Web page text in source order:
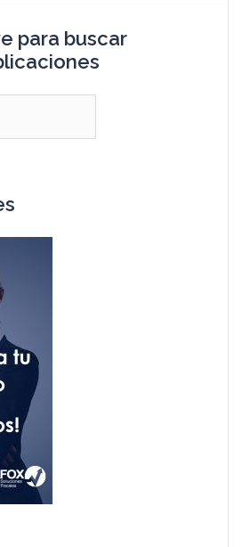
para buscar